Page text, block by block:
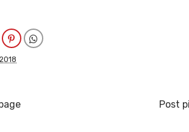
Post